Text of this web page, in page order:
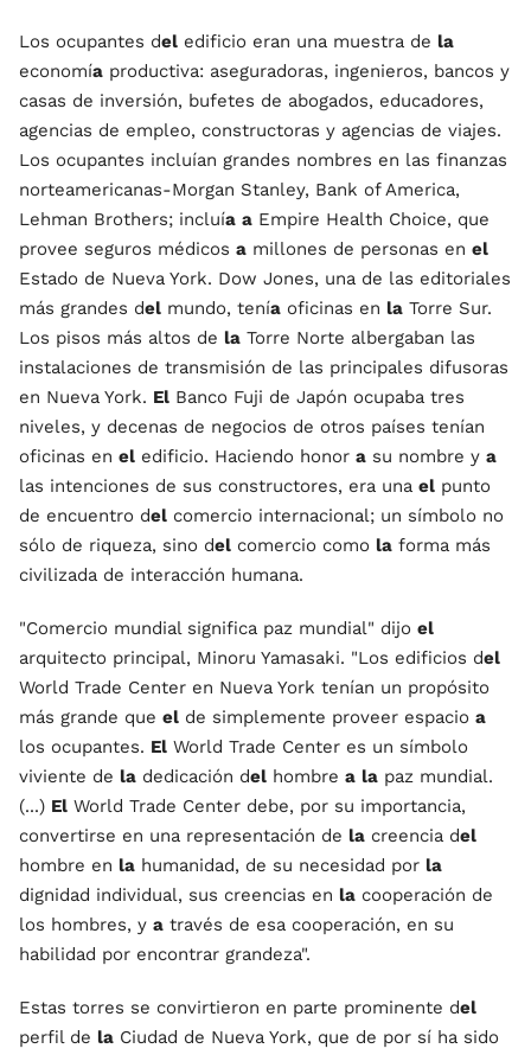
Los ocupantes del edificio eran una muestra de la
economía productiva: aseguradoras, ingenieros, bancos y
casas de inversión, bufetes de abogados, educadores,
agencias de empleo, constructoras y agencias de viajes.
Los ocupantes incluían grandes nombres en las finanzas
norteamericanas-Morgan Stanley, Bank of America,
Lehman Brothers; incluía a Empire Health Choice, que
provee seguros médicos a millones de personas en el
Estado de Nueva York. Dow Jones, una de las editoriales
más grandes del mundo, tenía oficinas en la Torre Sur.
Los pisos más altos de la Torre Norte albergaban las
instalaciones de transmisión de las principales difusoras
en Nueva York. El Banco Fuji de Japón ocupaba tres
niveles, y decenas de negocios de otros países tenían
oficinas en el edificio. Haciendo honor a su nombre y a
las intenciones de sus constructores, era una el punto
de encuentro del comercio internacional; un símbolo no
sólo de riqueza, sino del comercio como la forma más
civilizada de interacción humana.
"Comercio mundial significa paz mundial" dijo el
arquitecto principal, Minoru Yamasaki. "Los edificios del
World Trade Center en Nueva York tenían un propósito
más grande que el de simplemente proveer espacio a
los ocupantes. El World Trade Center es un símbolo
viviente de la dedicación del hombre a la paz mundial.
(...) El World Trade Center debe, por su importancia,
convertirse en una representación de la creencia del
hombre en la humanidad, de su necesidad por la
dignidad individual, sus creencias en la cooperación de
los hombres, y a través de esa cooperación, en su
habilidad por encontrar grandeza".
Estas torres se convirtieron en parte prominente del
perfil de la Ciudad de Nueva York, que de por sí ha sido